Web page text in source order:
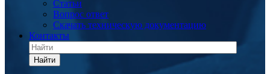
Статьи
Вопрос ответ
Скачать техническую документацию
Контакты
Найти